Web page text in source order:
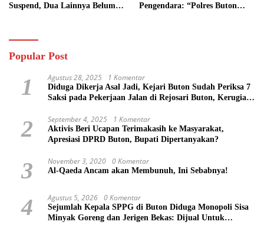
Suspend, Dua Lainnya Belum
Pengendara: “Polres Buton
Popular Post
1 Agustus 28, 2025 1 Komentar
Diduga Dikerja Asal Jadi, Kejari Buton Sudah Periksa 7
Saksi pada Pekerjaan Jalan di Rejosari Buton, Kerugian
2 September 4, 2025 1 Komentar
Aktivis Beri Ucapan Terimakasih ke Masyarakat,
Apresiasi DPRD Buton, Bupati Dipertanyakan?
3 November 3, 2020 0 Komentar
Al-Qaeda Ancam akan Membunuh, Ini Sebabnya!
4 Agustus 5, 2026 0 Komentar
Sejumlah Kepala SPPG di Buton Diduga Monopoli Sisa
Minyak Goreng dan Jerigen Bekas: Dijual Untuk